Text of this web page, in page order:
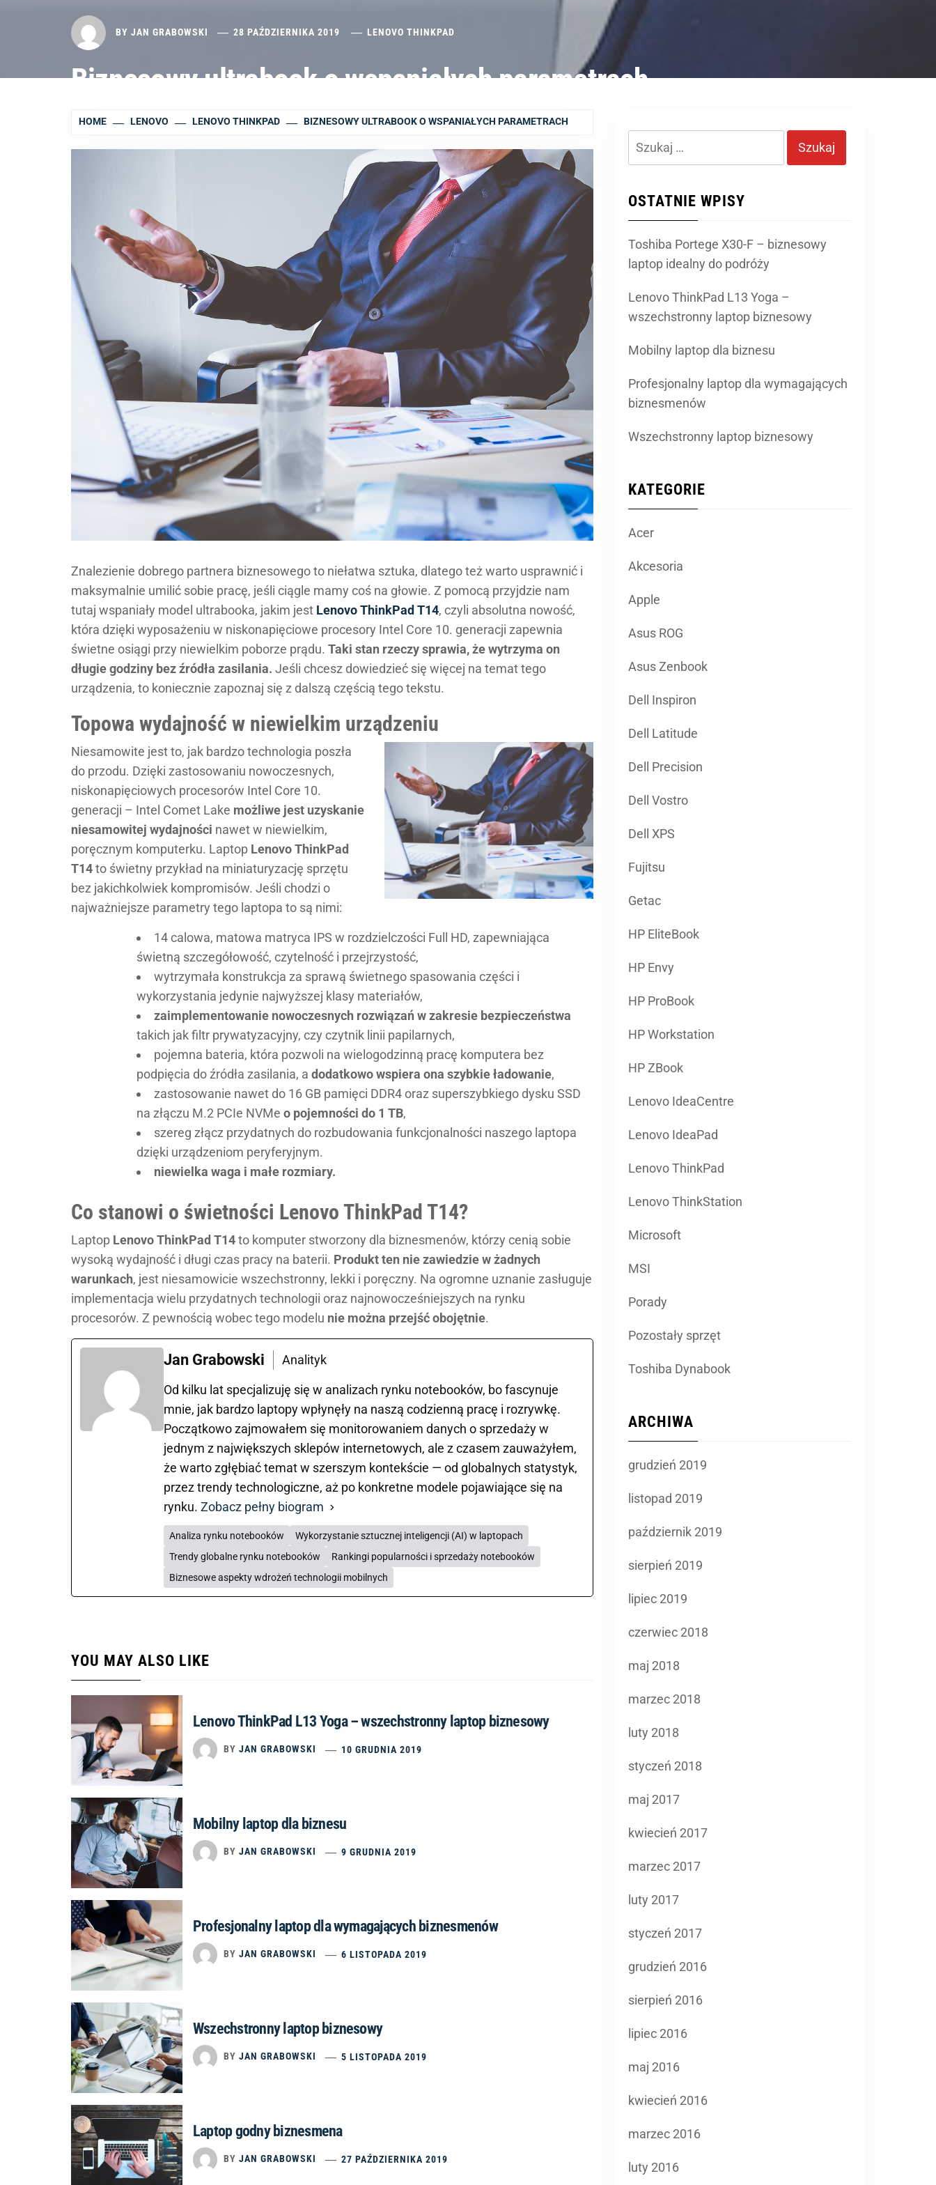
BY JAN GRABOWSKI 28 PAŹDZIERNIKA 2019 LENOVO THINKPAD
Biznesowy ultrabook o wspaniałych parametrach
HOME LENOVO LENOVO THINKPAD BIZNESOWY ULTRABOOK O WSPANIAŁYCH PARAMETRACH
Znalezienie dobrego partnera biznesowego to niełatwa sztuka, dlatego też warto usprawnić i
maksymalnie umilić sobie pracę, jeśli ciągle mamy coś na głowie. Z pomocą przyjdzie nam
tutaj wspaniały model ultrabooka, jakim jest Lenovo ThinkPad T14, czyli absolutna nowość,
która dzięki wyposażeniu w niskonapięciowe procesory Intel Core 10. generacji zapewnia
świetne osiągi przy niewielkim poborze prądu. Taki stan rzeczy sprawia, że wytrzyma on
długie godziny bez źródła zasilania. Jeśli chcesz dowiedzieć się więcej na temat tego
urządzenia, to koniecznie zapoznaj się z dalszą częścią tego tekstu.
Topowa wydajność w niewielkim urządzeniu
Niesamowite jest to, jak bardzo technologia poszła
do przodu. Dzięki zastosowaniu nowoczesnych,
niskonapięciowych procesorów Intel Core 10.
generacji – Intel Comet Lake możliwe jest uzyskanie
niesamowitej wydajności nawet w niewielkim,
poręcznym komputerku. Laptop Lenovo ThinkPad
T14to świetny przykład na miniaturyzację sprzętu
bez jakichkolwiek kompromisów. Jeśli chodzi o
najważniejsze parametry tego laptopa to są nimi:
14 calowa, matowa matryca IPS w rozdzielczości Full HD, zapewniająca
świetną szczegółowość, czytelność i przejrzystość,
wytrzymała konstrukcja za sprawą świetnego spasowania części i
wykorzystania jedynie najwyższej klasy materiałów,
zaimplementowanie nowoczesnych rozwiązań w zakresie bezpieczeństwa
takich jak filtr prywatyzacyjny, czy czytnik linii papilarnych,
pojemna bateria, która pozwoli na wielogodzinną pracę komputera bez
podpięcia do źródła zasilania, a dodatkowo wspiera ona szybkie ładowanie,
zastosowanie nawet do 16 GB pamięci DDR4 oraz superszybkiego dysku SSD
na złączu M.2 PCIe NVMe o pojemności do 1 TB,
szereg złącz przydatnych do rozbudowania funkcjonalności naszego laptopa
dzięki urządzeniom peryferyjnym.
niewielka waga i małe rozmiary.
Co stanowi o świetności Lenovo ThinkPad T14?
Laptop Lenovo ThinkPad T14to komputer stworzony dla biznesmenów, którzy cenią sobie
wysoką wydajność i długi czas pracy na baterii. Produkt ten nie zawiedzie w żadnych
warunkach, jest niesamowicie wszechstronny, lekki i poręczny. Na ogromne uznanie zasługuje
implementacja wielu przydatnych technologii oraz najnowocześniejszych na rynku
procesorów. Z pewnością wobec tego modelu nie można przejść obojętnie.
Jan Grabowski Analityk
Od kilku lat specjalizuję się w analizach rynku notebooków, bo fascynuje
mnie, jak bardzo laptopy wpłynęły na naszą codzienną pracę i rozrywkę.
Początkowo zajmowałem się monitorowaniem danych o sprzedaży w
jednym z największych sklepów internetowych, ale z czasem zauważyłem,
że warto zgłębiać temat w szerszym kontekście — od globalnych statystyk,
przez trendy technologiczne, aż po konkretne modele pojawiające się na
rynku. Zobacz pełny biogram
Analiza rynku notebooków
Wykorzystanie sztucznej inteligencji (AI) w laptopach
Trendy globalne rynku notebooków
Rankingi popularności i sprzedaży notebooków
Biznesowe aspekty wdrożeń technologii mobilnych
YOU MAY ALSO LIKE
Lenovo ThinkPad L13 Yoga – wszechstronny laptop biznesowy
BY JAN GRABOWSKI 10 GRUDNIA 2019
Mobilny laptop dla biznesu
BY JAN GRABOWSKI 9 GRUDNIA 2019
Profesjonalny laptop dla wymagających biznesmenów
BY JAN GRABOWSKI 6 LISTOPADA 2019
Wszechstronny laptop biznesowy
BY JAN GRABOWSKI 5 LISTOPADA 2019
Laptop godny biznesmena
BY JAN GRABOWSKI 27 PAŹDZIERNIKA 2019
Szukaj:
OSTATNIE WPISY
Toshiba Portege X30-F – biznesowy
laptop idealny do podróży
Lenovo ThinkPad L13 Yoga –
wszechstronny laptop biznesowy
Mobilny laptop dla biznesu
Profesjonalny laptop dla wymagających
biznesmenów
Wszechstronny laptop biznesowy
KATEGORIE
Acer
Akcesoria
Apple
Asus ROG
Asus Zenbook
Dell Inspiron
Dell Latitude
Dell Precision
Dell Vostro
Dell XPS
Fujitsu
Getac
HP EliteBook
HP Envy
HP ProBook
HP Workstation
HP ZBook
Lenovo IdeaCentre
Lenovo IdeaPad
Lenovo ThinkPad
Lenovo ThinkStation
Microsoft
MSI
Porady
Pozostały sprzęt
Toshiba Dynabook
ARCHIWA
grudzień 2019
listopad 2019
październik 2019
sierpień 2019
lipiec 2019
czerwiec 2018
maj 2018
marzec 2018
luty 2018
styczeń 2018
maj 2017
kwiecień 2017
marzec 2017
luty 2017
styczeń 2017
grudzień 2016
sierpień 2016
lipiec 2016
maj 2016
kwiecień 2016
marzec 2016
luty 2016